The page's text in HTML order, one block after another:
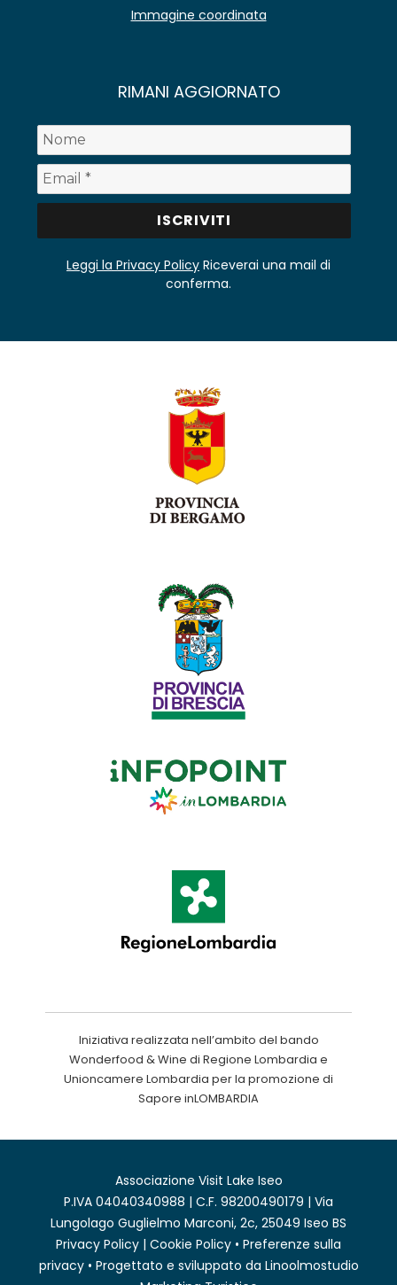
Immagine coordinata
RIMANI AGGIORNATO
Leggi la Privacy Policy Riceverai una mail di
conferma.
Iniziativa realizzata nell’ambito del bando
Wonderfood & Wine di Regione Lombardia e
Unioncamere Lombardia per la promozione di
Sapore inLOMBARDIA
Associazione Visit Lake Iseo
P.IVA 04040340988 | C.F. 98200490179 | Via
Lungolago Guglielmo Marconi, 2c, 25049 Iseo BS
Privacy Policy | Cookie Policy • Preferenze sulla
privacy• Progettato e sviluppato da Linoolmostudio